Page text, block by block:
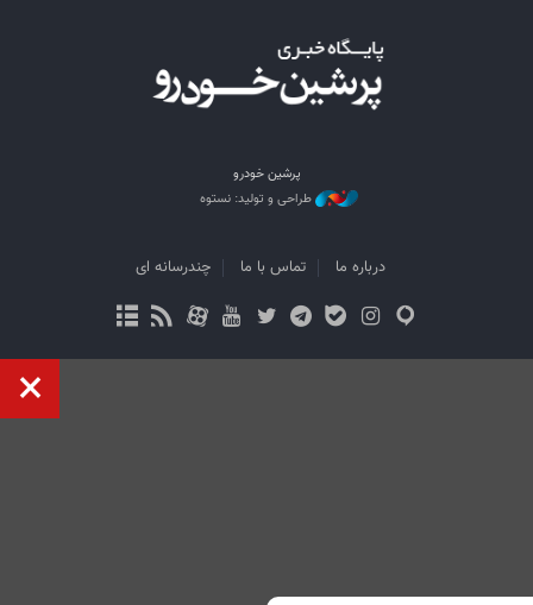
پرشین خودرو
طراحی و تولید: نستوه
درباره ما تماس با ما چندرسانه ای